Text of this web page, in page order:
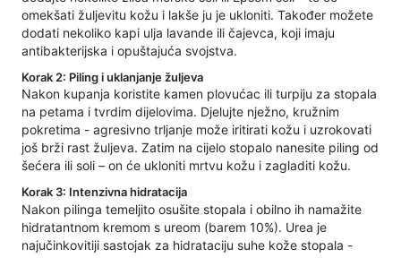
omekšati žuljevitu kožu i lakše ju je ukloniti. Također možete
dodati nekoliko kapi ulja lavande ili čajevca, koji imaju
antibakterijska i opuštajuća svojstva.
Korak 2: Piling i uklanjanje žuljeva
Nakon kupanja koristite kamen plovućac ili turpiju za stopala
na petama i tvrdim dijelovima. Djelujte nježno, kružnim
pokretima - agresivno trljanje može iritirati kožu i uzrokovati
još brži rast žuljeva. Zatim na cijelo stopalo nanesite piling od
šećera ili soli – on će ukloniti mrtvu kožu i zagladiti kožu.
Korak 3: Intenzivna hidratacija
Nakon pilinga temeljito osušite stopala i obilno ih namažite
hidratantnom kremom s ureom (barem 10%). Urea je
najučinkovitiji sastojak za hidrataciju suhe kože stopala -